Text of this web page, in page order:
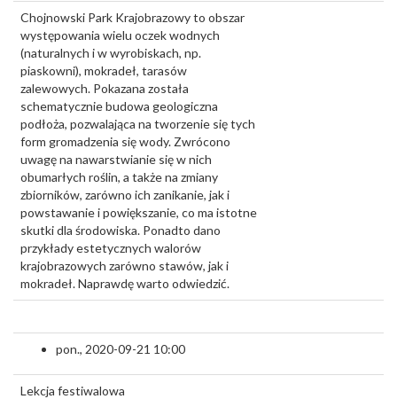
Chojnowski Park Krajobrazowy to obszar
występowania wielu oczek wodnych
(naturalnych i w wyrobiskach, np.
piaskowni), mokradeł, tarasów
zalewowych. Pokazana została
schematycznie budowa geologiczna
podłoża, pozwalająca na tworzenie się tych
form gromadzenia się wody. Zwrócono
uwagę na nawarstwianie się w nich
obumarłych roślin, a także na zmiany
zbiorników, zarówno ich zanikanie, jak i
powstawanie i powiększanie, co ma istotne
skutki dla środowiska. Ponadto dano
przykłady estetycznych walorów
krajobrazowych zarówno stawów, jak i
mokradeł. Naprawdę warto odwiedzić.
pon., 2020-09-21 10:00
Lekcja festiwalowa